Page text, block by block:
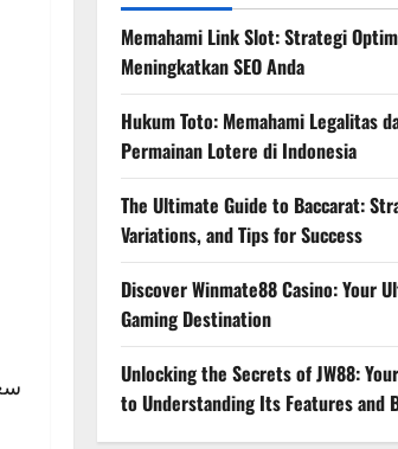
Memahami Link Slot: Strategi
Meningkatkan SEO Anda
Hukum Toto: Memahami Legalitas
Permainan Lotere di Indonesia
The Ultimate Guide to Baccarat:
Variations, and Tips for Success
Discover Winmate88 Casino: Your
Gaming Destination
Unlocking the Secrets of JW88:
to Understanding Its Features and